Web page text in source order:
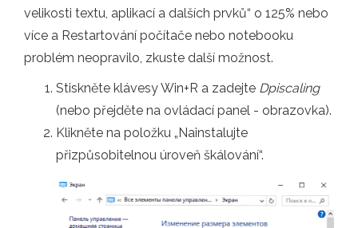
velikosti textu, aplikací a dalších prvků“ o 125% nebo
více a Restartování počítače nebo notebooku
problém neopravilo, zkuste další možnost.
Stiskněte klávesy Win+R a zadejte Dpiscaling
(nebo přejděte na ovládací panel - obrazovka).
Klikněte na položku „Nainstalujte
přizpůsobitelnou úroveň škálování“.